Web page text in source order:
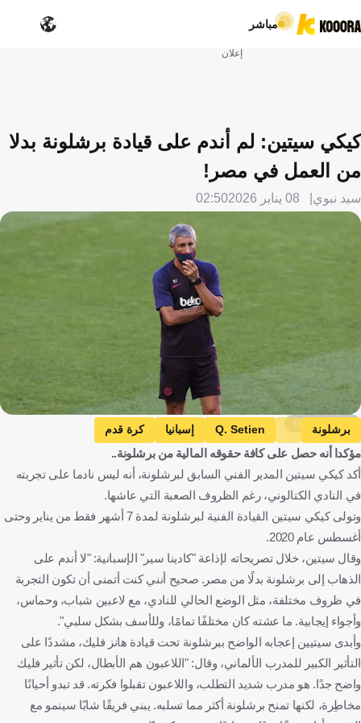
مباشر
إعلان
كيكي سيتين: لم أندم على قيادة برشلونة بدلا
من العمل في مصر!
سيد نبوي 08 يناير 2026 02:50
Getty Images
برشلونة Q. Setien إسبانيا كرة قدم
مؤكدا أنه حصل على كافة حقوقه المالية من برشلونة..
أكد كيكي سيتين المدير الفني السابق لبرشلونة، أنه ليس نادما على تجربته
في النادي الكتالوني، رغم الظروف الصعبة التي عاشها.
وتولى كيكي سيتين القيادة الفنية لبرشلونة لمدة 7 أشهر فقط من يناير وحتى
أغسطس عام 2020.
وقال سيتين، خلال تصريحاته لإذاعة "كادينا سير" الإسبانية: "لا أندم على
الذهاب إلى برشلونة بدلًا من مصر. صحيح أنني كنت أتمنى أن تكون التجربة
في ظروف مختلفة، مثل الوضع الحالي للنادي، مع لاعبين شباب، وحماس،
وأجواء إيجابية. ما عشته كان مختلفًا تمامًا، وللأسف بشكل سلبي".
وأبدى سيتيين إعجابه الواضح ببرشلونة تحت قيادة هانز فليك، مشددًا على
التأثير الكبير للمدرب الألماني، وقال: "اللاعبون هم الأبطال، لكن تأثير فليك
واضح جدًا. هو مدرب شديد التطلب، واللاعبون تقبلوا فكرته. قد تبدو أحيانًا
مخاطِرة، لكنها تمنح برشلونة أكثر مما تسلبه. يبني فريقًا شابًا سينمو مع